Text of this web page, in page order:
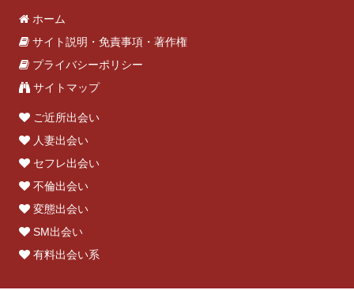
ホーム
サイト説明・免責事項・著作権
プライバシーポリシー
サイトマップ
ご近所出会い
人妻出会い
セフレ出会い
不倫出会い
変態出会い
SM出会い
有料出会い系